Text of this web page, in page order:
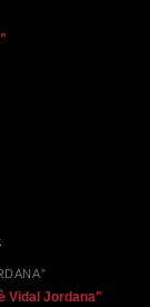
Vidal Jordana"